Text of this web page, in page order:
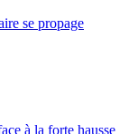
se propage
à la forte hausse